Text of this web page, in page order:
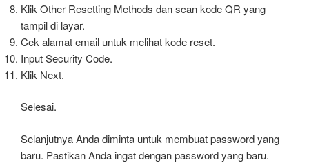
Klik Other Resetting Methods dan scan kode QR yang
tampil di layar.
Cek alamat email untuk melihat kode reset.
Input Security Code.
Klik Next.
Selesai.
Selanjutnya Anda diminta untuk membuat password yang
baru. Pastikan Anda ingat dengan password yang baru.